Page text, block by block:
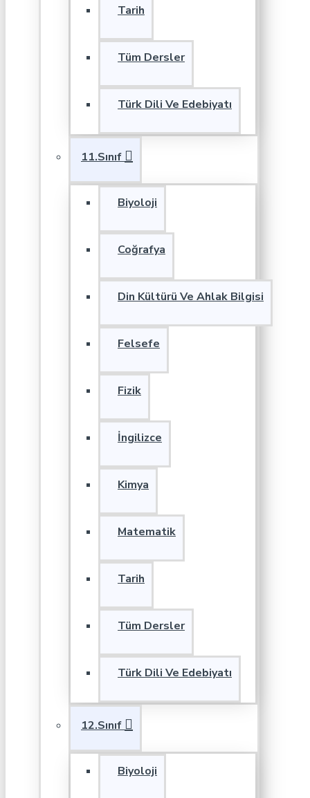
Tarih
Tüm Dersler
Türk Dili Ve Edebiyatı
11.Sınıf
Biyoloji
Coğrafya
Din Kültürü Ve Ahlak Bilgisi
Felsefe
Fizik
İngilizce
Kimya
Matematik
Tarih
Tüm Dersler
Türk Dili Ve Edebiyatı
12.Sınıf
Biyoloji